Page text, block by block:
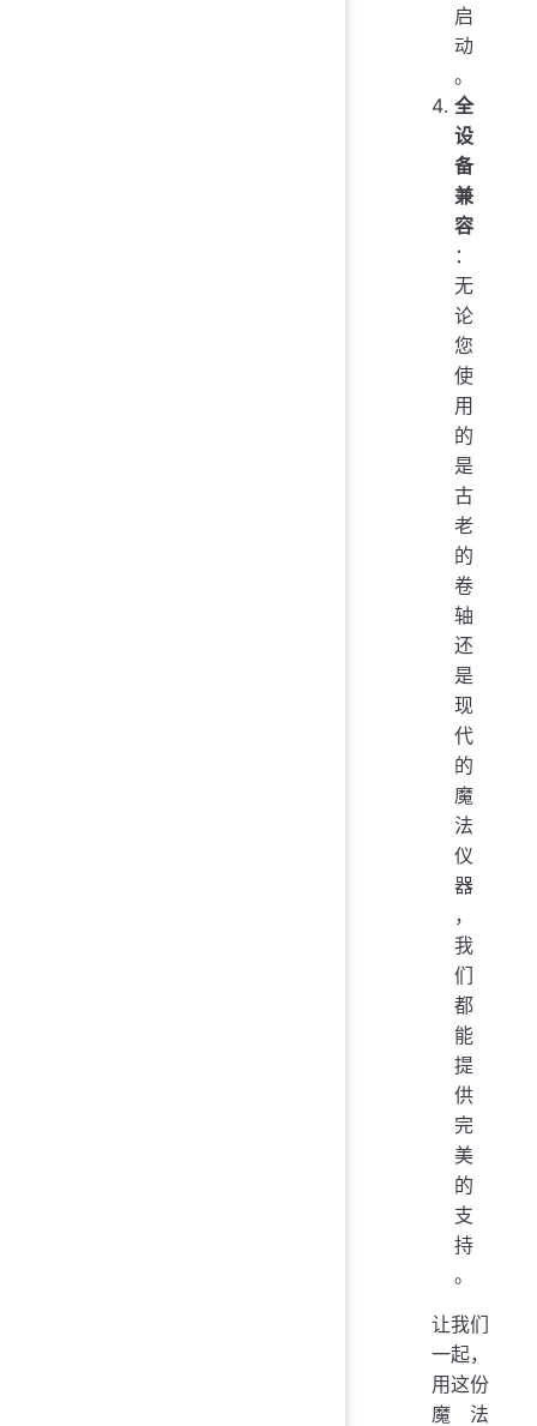
启
动
。
全
设
备
兼
容
：
无
论
您
使
用
的
是
古
老
的
卷
轴
还
是
现
代
的
魔
法
仪
器
，
我
们
都
能
提
供
完
美
的
支
持
。
让我们
一起，
用这份
魔法